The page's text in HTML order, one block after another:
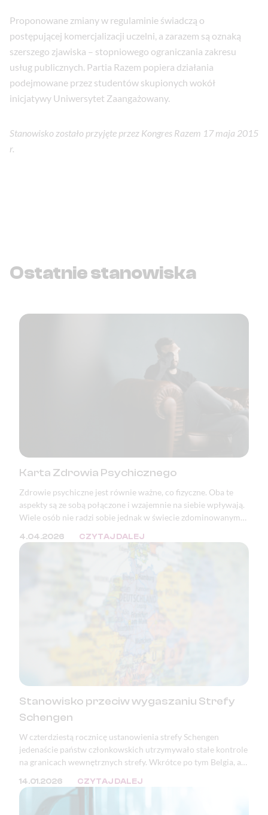
Proponowane zmiany w regulaminie świadczą o
postępującej komercjalizacji uczelni, a zarazem są oznaką
szerszego zjawiska – stopniowego ograniczania zakresu
usług publicznych. Partia Razem popiera działania
podejmowane przez studentów skupionych wokół
inicjatywy Uniwersytet Zaangażowany.
Stanowisko zostało przyjęte przez Kongres Razem 17 maja 2015
r.
Ostatnie stanowiska
Karta Zdrowia Psychicznego
Zdrowie psychiczne jest równie ważne, co fizyczne. Oba te
aspekty są ze sobą połączone i wzajemnie na siebie wpływają.
Wiele osób nie radzi sobie jednak w świecie zdominowanym
tym w Polsce, zaburzenia psychiczne znajdują się w ścisłej
4.04.2026 CZYTAJ DALEJ
Stanowisko przeciw wygaszaniu Strefy
Schengen
W czterdziestą rocznicę ustanowienia strefy Schengen
jedenaście państw członkowskich utrzymywało stałe kontrole
na granicach wewnętrznych strefy. Wkrótce po tym Belgia, a
granicy z Niemcami. Podstawowe wolności Unii Europejskiej,
takie jak prawo obywateli państw członkowskich do
14.01.2026 CZYTAJ DALEJ